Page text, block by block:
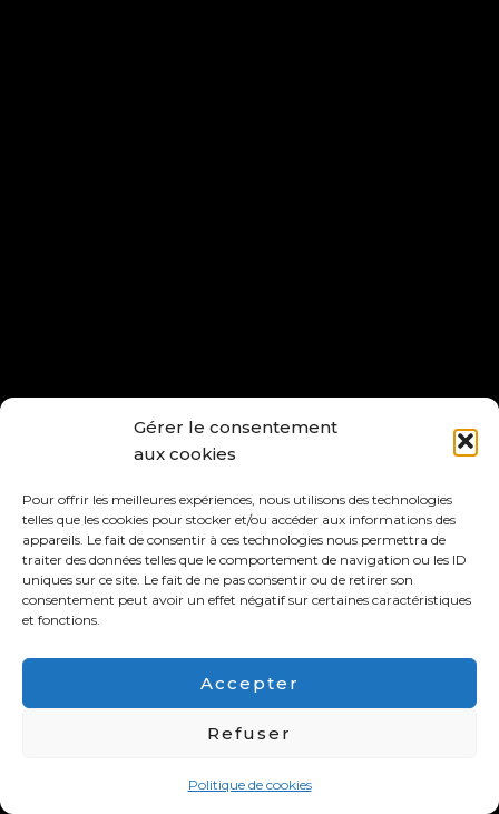
Gérer le consentement
aux cookies
Pour offrir les meilleures expériences, nous utilisons des technologies
telles que les cookies pour stocker et/ou accéder aux informations des
appareils. Le fait de consentir à ces technologies nous permettra de
traiter des données telles que le comportement de navigation ou les ID
uniques sur ce site. Le fait de ne pas consentir ou de retirer son
consentement peut avoir un effet négatif sur certaines caractéristiques
et fonctions.
Accepter
Refuser
Politique de cookies